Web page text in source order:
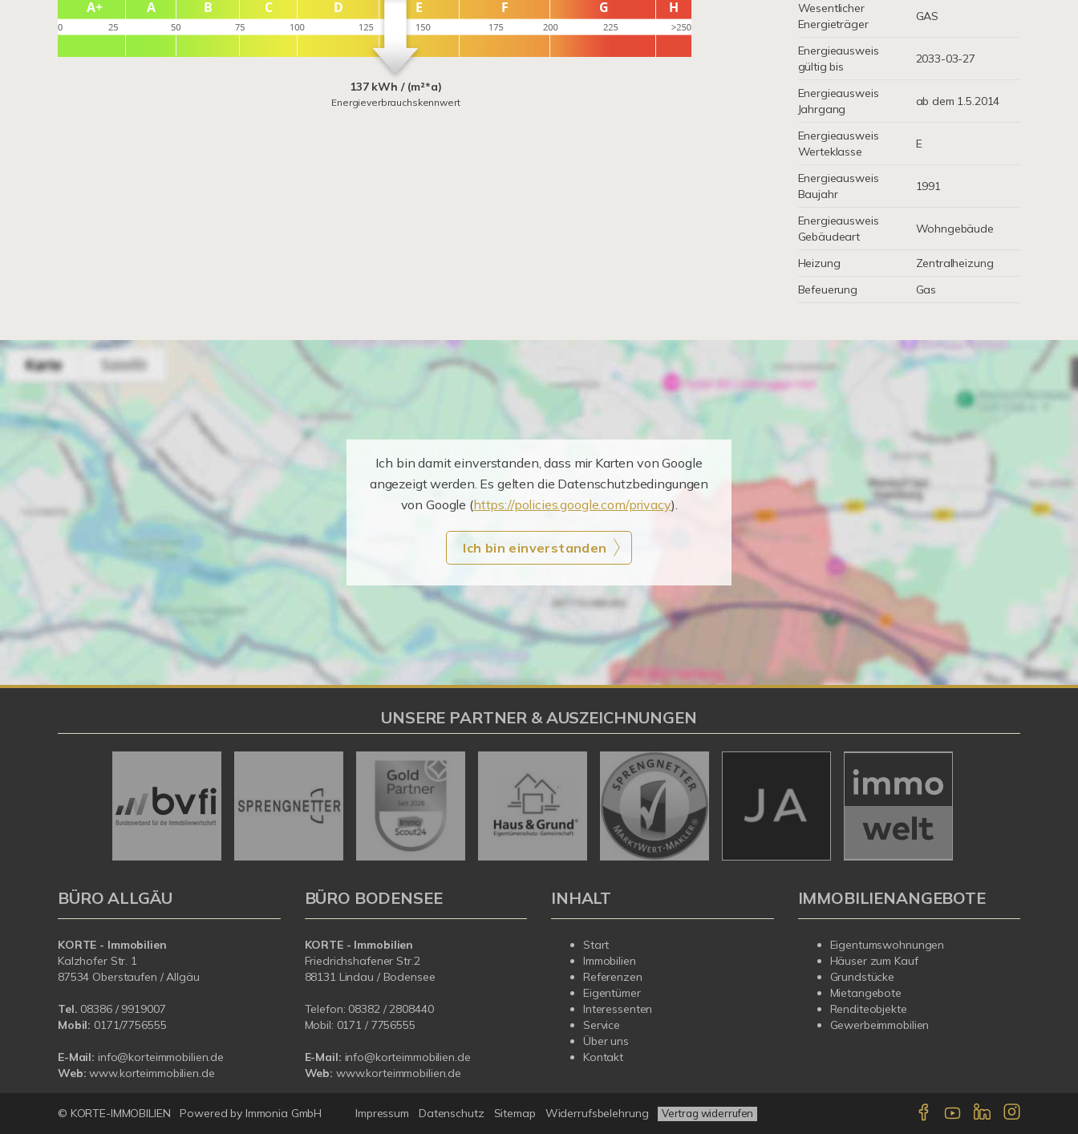
137 kWh / (m²*a)
Energieverbrauchskennwert
Wesentlicher
Energieträger
GAS
Energieausweis
gültig bis
2033-03-27
Energieausweis
Jahrgang
ab dem 1.5.2014
Energieausweis
Werteklasse
E
Energieausweis
Baujahr
1991
Energieausweis
Gebäudeart
Wohngebäude
Heizung
Zentralheizung
Befeuerung
Gas
Ich bin damit einverstanden, dass mir Karten von Google
angezeigt werden. Es gelten die Datenschutzbedingungen
von Google (https://policies.google.com/privacy).
Ich bin einverstanden
UNSERE PARTNER & AUSZEICHNUNGEN
BÜRO ALLGÄU
KORTE - Immobilien
Kalzhofer Str. 1
87534 Oberstaufen / Allgäu
Tel. 08386 / 9919007
Mobil: 0171/7756555
E-Mail: info@korteimmobilien.de
Web: www.korteimmobilien.de
BÜRO BODENSEE
KORTE - Immobilien
Friedrichshafener Str.2
88131 Lindau / Bodensee
Telefon: 08382 / 2808440
Mobil: 0171 / 7756555
E-Mail: info@korteimmobilien.de
Web: www.korteimmobilien.de
INHALT
Start
Immobilien
Referenzen
Eigentümer
Interessenten
Service
Über uns
Kontakt
IMMOBILIENANGEBOTE
Eigentumswohnungen
Häuser zum Kauf
Grundstücke
Mietangebote
Renditeobjekte
Gewerbeimmobilien
© KORTE-IMMOBILIEN Powered by Immonia GmbH Impressum Datenschutz Sitemap Widerrufsbelehrung Vertrag widerrufen